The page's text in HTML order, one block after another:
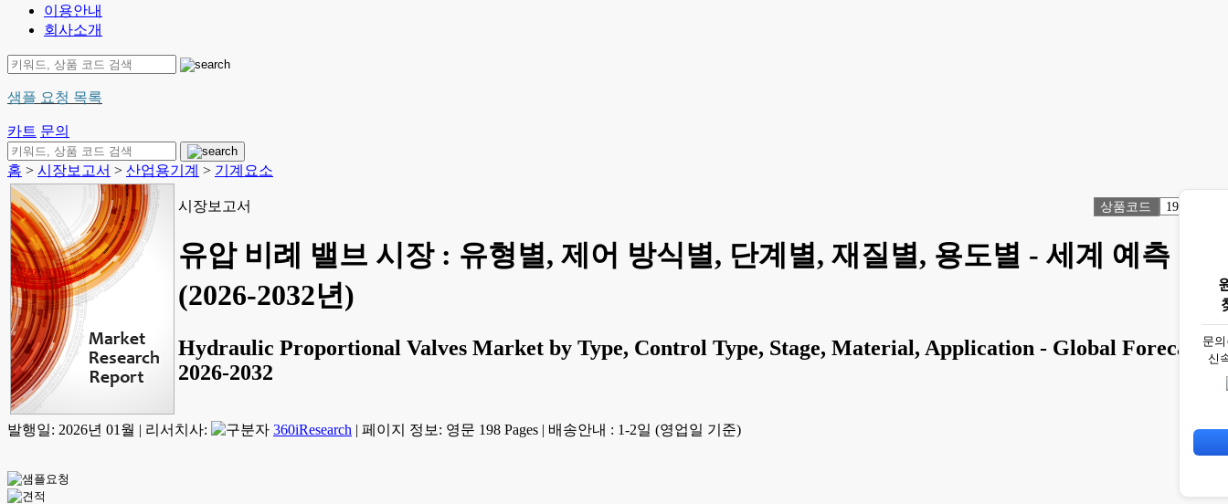
이용안내
회사소개
샘플 요청 목록
카트 문의
홈 > 시장보고서 > 산업용기계 > 기계요소
시장보고서 상품코드 1916290
유압 비례 밸브 시장 : 유형별, 제어 방식별, 단계별, 재질별, 용도별 - 세계 예측
(2026-2032년)
Hydraulic Proportional Valves Market by Type, Control Type, Stage, Material, Application - Global Forecast
2026-2032
발행일: 2026년 01월 | 리서치사: 360iResearch | 페이지 정보: 영문 198 Pages | 배송안내 : 1-2일 (영업일 기준)
문
신